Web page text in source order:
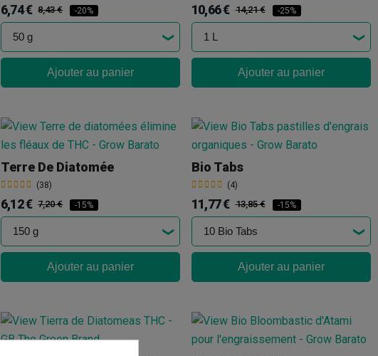
6,74 € 8,43 € -20%
Ajouter au panier
10,66 € 14,21 € -25%
Ajouter au panier
Terre De Diatomée
(38)
6,12 € 7,20 € -15%
Ajouter au panier
Bio Tabs
(4)
11,77 € 13,85 € -15%
Ajouter au panier